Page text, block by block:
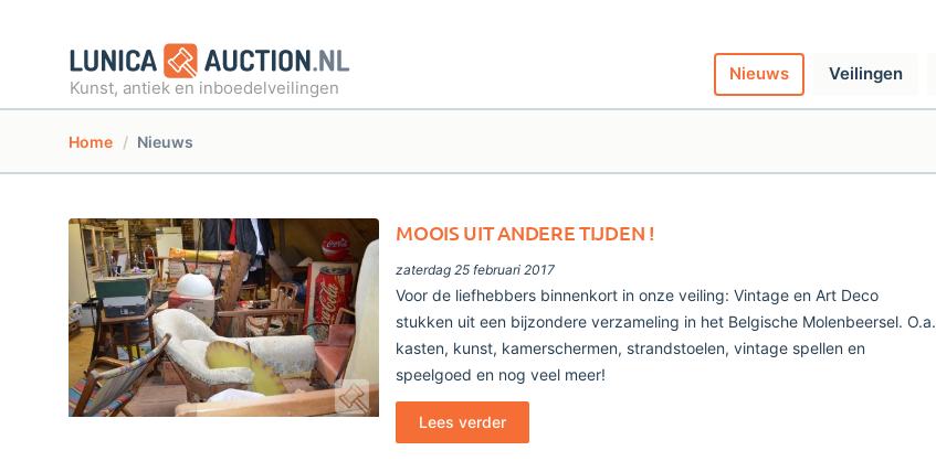
Kunst, antiek en inboedelveilingen
Nieuws Veilingen
Home Nieuws
MOOIS UIT ANDERE TIJDEN !
zaterdag 25 februari 2017
Voor de liefhebbers binnenkort in onze veiling: Vintage en Art Deco
stukken uit een bijzondere verzameling in het Belgische Molenbeersel. O.a.
kasten, kunst, kamerschermen, strandstoelen, vintage spellen en
speelgoed en nog veel meer!
Lees verder